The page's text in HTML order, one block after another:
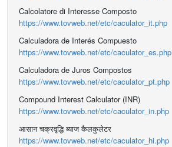
Calcolatore di Interesse Composto
https://www.tovweb.net/etc/caculator_it.php
Calculadora de Interés Compuesto
https://www.tovweb.net/etc/caculator_es.php
Calculadora de Juros Compostos
https://www.tovweb.net/etc/caculator_pt.php
Compound Interest Calculator (INR)
https://www.tovweb.net/etc/caculator_in.php
आसान चक्रवृद्धि ब्याज कैलकुलेटर
https://www.tovweb.net/etc/caculator_hi.php